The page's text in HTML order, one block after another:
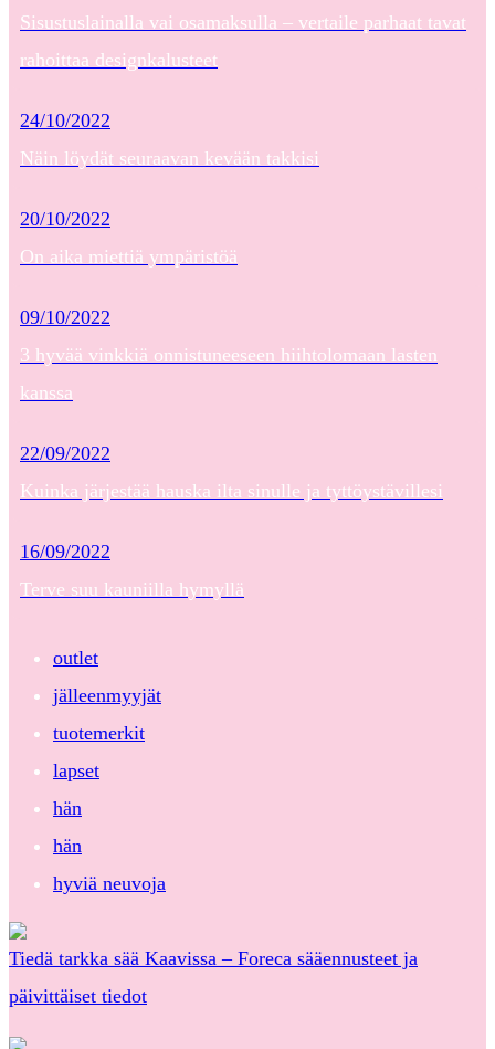
Sisustuslainalla vai osamaksulla – vertaile parhaat tavat
rahoittaa designkalusteet
24/10/2022
Näin löydät seuraavan kevään takkisi
20/10/2022
On aika miettiä ympäristöä
09/10/2022
3 hyvää vinkkiä onnistuneeseen hiihtolomaan lasten
kanssa
22/09/2022
Kuinka järjestää hauska ilta sinulle ja tyttöystävillesi
16/09/2022
Terve suu kauniilla hymyllä
outlet
jälleenmyyjät
tuotemerkit
lapset
hän
hän
hyviä neuvoja
Tiedä tarkka sää Kaavissa – Foreca sääennusteet ja
päivittäiset tiedot